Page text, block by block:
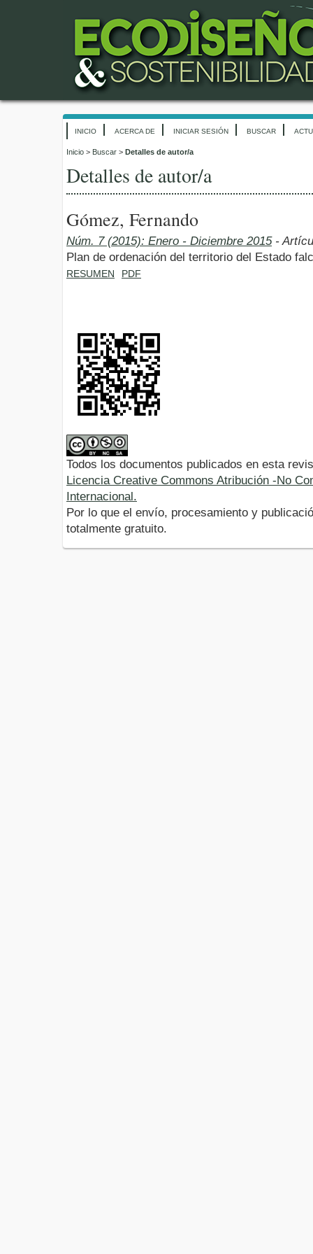
INICIO ACERCA DE INICIAR SESIÓN BUSCAR
Inicio > Buscar > Detalles de autor/a
Detalles de autor/a
Gómez, Fernando
Núm. 7 (2015): Enero - Diciembre 2015-
Plan de ordenación del territorio del Estado
RESUMEN PDF
Todos los documentos publicados en esta
Licencia Creative Commons Atribución -No
Internacional.
Por lo que el envío, procesamiento y
totalmente gratuito.